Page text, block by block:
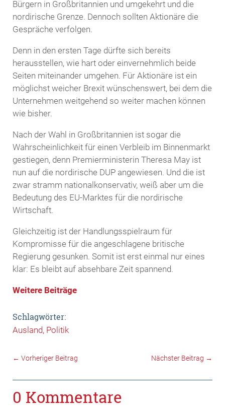
Bürgern in Großbritannien und umgekehrt und die
nordirische Grenze. Dennoch sollten Aktionäre die
Gespräche verfolgen.
Denn in den ersten Tage dürfte sich bereits
herausstellen, wie hart oder einvernehmlich beide
Seiten miteinander umgehen. Für Aktionäre ist ein
möglichst weicher Brexit wünschenswert, bei dem die
Unternehmen weitgehend so weiter machen können
wie bisher.
Nach der Wahl in Großbritannien ist sogar die
Wahrscheinlichkeit für einen Verbleib im Binnenmarkt
gestiegen, denn Premierministerin Theresa May ist
nun auf die nordirische DUP angewiesen. Und die ist
zwar stramm nationalkonservativ, weiß aber um die
Bedeutung des EU-Marktes für die nordirische
Wirtschaft.
Gleichzeitig ist der Handlungsspielraum für
Kompromisse für die angeschlagene britische
Regierung gesunken. Somit ist erst einmal nur eines
klar: Es bleibt auf absehbare Zeit spannend.
Weitere Beiträge
Schlagwörter:
Ausland Politik
← Vorheriger Beitrag Nächster Beitrag →
0 Kommentare